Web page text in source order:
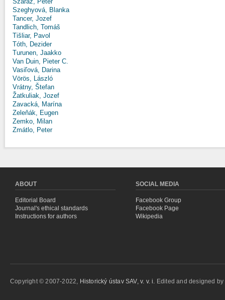
Szeghyová, Blanka
Tancer, Jozef
Tandlich, Tomáš
Tišliar, Pavol
Tóth, Dezider
Turunen, Jaakko
Van Duin, Pieter C.
Vasiľová, Darina
Vörös, László
Vrátny, Štefan
Žatkuliak, Jozef
Zavacká, Marína
Zeleňák, Eugen
Zemko, Milan
Zmátlo, Peter
ABOUT
Editorial Board
Journal's ethical standards
Instructions for authors
SOCIAL MEDIA
Facebook Group
Facebook Page
Wikipedia
Copyright © 2007-2022, Historický ústav SAV, v. v. i. Edited and designed by